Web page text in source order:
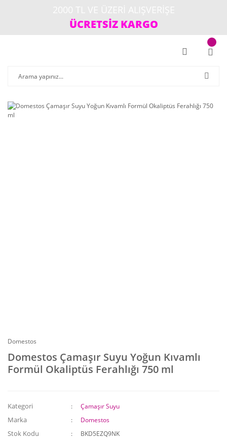
ÜCRETSİZ KARGO
Domestos
Domestos Çamaşır Suyu Yoğun Kıvamlı
Formül Okaliptüs Ferahlığı 750 ml
Kategori Çamaşır Suyu
Marka Domestos
Stok Kodu BKD5EZQ9NK